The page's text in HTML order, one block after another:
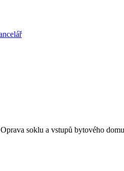
Oprava soklu a vstupů bytového